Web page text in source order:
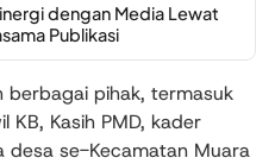
dengan Media Lewat
Publikasi
pihak, termasuk
KB, Kasih PMD, kader
desa se-Kecamatan Muara